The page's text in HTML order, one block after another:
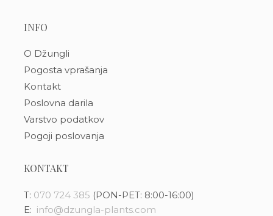
INFO
O Džungli
Pogosta vprašanja
Kontakt
Poslovna darila
Varstvo podatkov
Pogoji poslovanja
KONTAKT
T: 070 724 385 (PON-PET: 8:00-16:00)
E: info@dzungla-plants.com